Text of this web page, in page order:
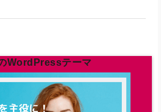
WordPressテーマ